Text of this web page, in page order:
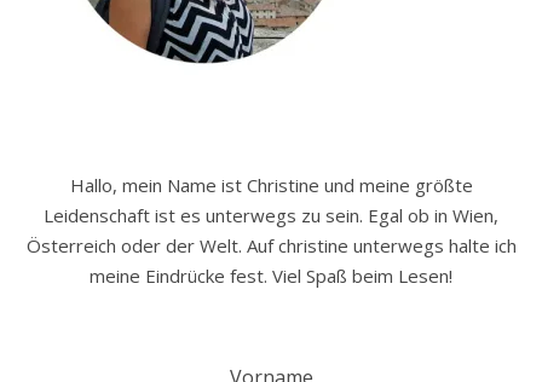
Hallo, mein Name ist Christine und meine größte
Leidenschaft ist es unterwegs zu sein. Egal ob in Wien,
Österreich oder der Welt. Auf christine unterwegs halte ich
meine Eindrücke fest. Viel Spaß beim Lesen!